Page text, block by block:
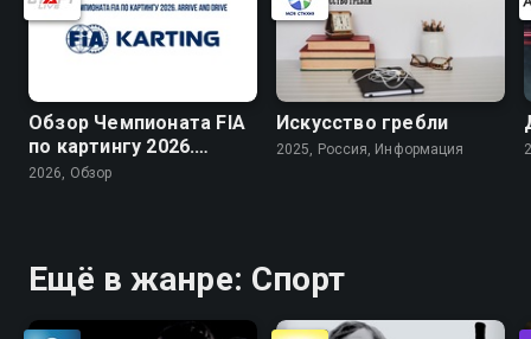
Обзор Чемпионата FIA
по картингу 2026.
Arrive and Drive
2026, Обзор
Искусство гребли
2025, Россия, Информация
Ещё в жанре: Спорт